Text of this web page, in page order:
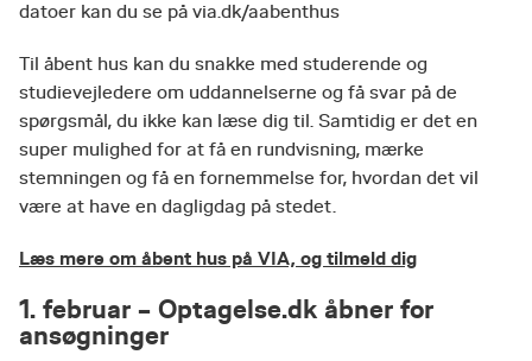
datoer kan du se på via.dk/aabenthus
Til åbent hus kan du snakke med studerende og
studievejledere om uddannelserne og få svar på de
spørgsmål, du ikke kan læse dig til. Samtidig er det en
super mulighed for at få en rundvisning, mærke
stemningen og få en fornemmelse for, hvordan det vil
være at have en dagligdag på stedet.
Læs mere om åbent hus på VIA, og tilmeld dig
1. februar – Optagelse.dk åbner for
ansøgninger